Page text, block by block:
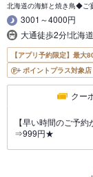
北海道の海鮮と焼き鳥◆ご
3001～4000円
大通徒歩2分!北海
【アプリ予約限定】最大
ポイントプラス対象店
クー
【早い時間のご予
⇒999円★